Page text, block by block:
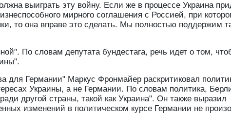
выиграть эту войну. Если же в процессе Украина
мирного соглашения с Россией, при
то она вправе это сделать. Мы полностью поддержим
По словам депутата бундестага, речь идет о том,
для Германии" Маркус Фронмайер раскритиковал
Украины, а не Германии. По словам политика,
другой страны, такой как Украина". Он также выразил
изменений в политическом курсе Германии не